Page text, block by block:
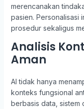
merencanakan
pasien. Personalisasi
prosedur sekaligus
Analisis
Aman
AI tidak hanya
konteks fungsional
berbasis data, sistem